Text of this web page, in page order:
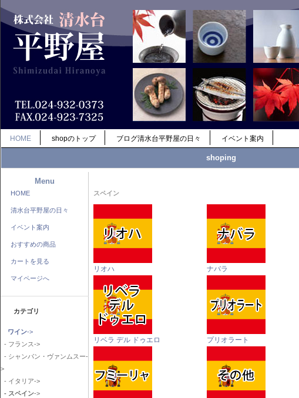
HOME shopのトップ ブログ清水台平野屋の日々 イベント案内
shoping
Menu
HOME
清水台平野屋の日々
イベント案内
おすすめの商品
カートを見る
マイページへ
カテゴリ
ワイン->
- フランス->
- シャンパン・ヴァンムスー-
>
- イタリア->
- スペイン->
スペイン
リオハ ナバラ
リベラ デル ドゥエロ プリオラート